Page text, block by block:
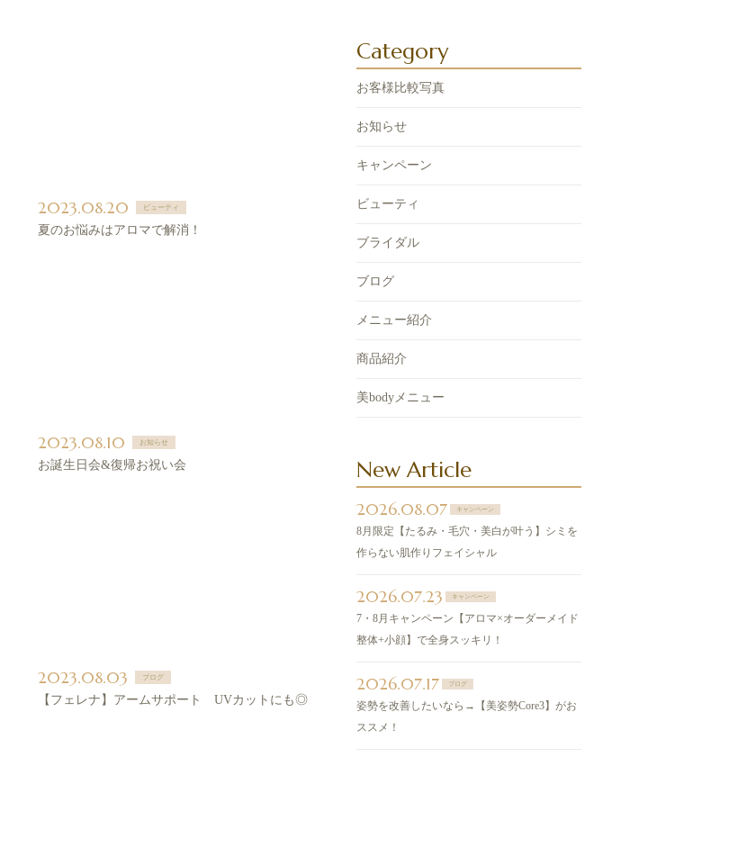
2023.08.20 ビューティ
夏のお悩みはアロマで解消！
2023.08.10 お知らせ
お誕生日会&復帰お祝い会
2023.08.03 ブログ
【フェレナ】アームサポート UVカットにも◎
Category
お客様比較写真
お知らせ
キャンペーン
ビューティ
ブライダル
ブログ
メニュー紹介
商品紹介
美bodyメニュー
New Article
2026.08.07 キャンペーン
8月限定【たるみ・毛穴・美白が叶う】シミを
作らない肌作りフェイシャル
2026.07.23 キャンペーン
7・8月キャンペーン【アロマ×オーダーメイド
整体+小顔】で全身スッキリ！
2026.07.17 ブログ
姿勢を改善したいなら→【美姿勢Core3】がお
ススメ！